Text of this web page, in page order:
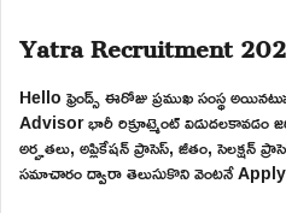
Yatra Recruitment
Hello ఫ్రెండ్స్ ఈరోజు ప్రముఖ సంస్థ
Advisor భారీ రిక్రూట్మెంట్ విడుదలకావడం
అర్హతలు, అప్లికేషన్ ప్రాసెస్, జీతం, సెలక్షన్
సమాచారం ద్వారా తెలుసుకొని వెంటనే Apply